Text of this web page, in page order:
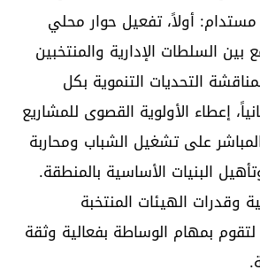
مستدام: أولاً، تفعيل حوار محلي
السلطات الإدارية والمنتخبين
التحديات التنموية بكل
إعطاء الأولوية القصوى للمشاريع
المباشر على تشغيل الشباب ومحاربة
البنيات الأساسية بالمنطقة.
وقدرات الهيئات المنتخبة
لتقوم بمهام الوساطة بفعالية وثقة